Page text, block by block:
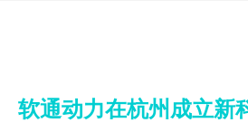
软通动力在杭州成立新